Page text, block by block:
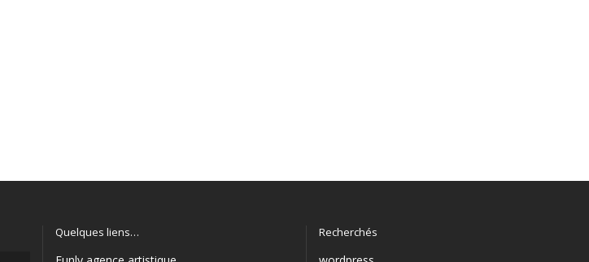
Quelques liens… Recherchés